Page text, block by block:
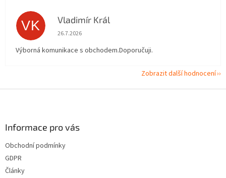
VK Vladimír Král
Hodnocení obchodu je 5 z 5 hvězdiček.
26.7.2026
Výborná komunikace s obchodem.Doporučuji.
Zobrazit další hodnocení
Informace pro vás
Obchodní podmínky
GDPR
Články